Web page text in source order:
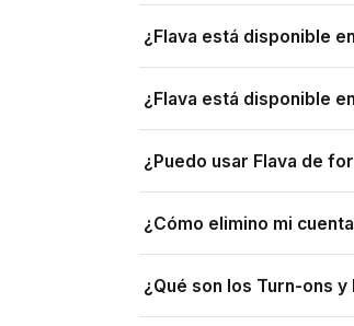
¿Flava está disponible
¿Flava está disponible
¿Puedo usar Flava de
¿Cómo elimino mi
¿Qué son los Turn-ons y